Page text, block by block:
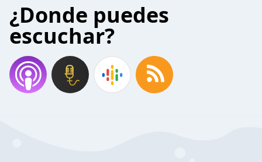
¿Donde puedes
escuchar?